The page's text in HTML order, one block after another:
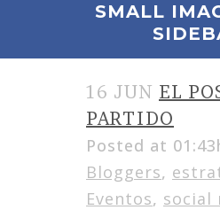
SMALL
16 JUN EL
PARTIDO
Posted at
Bloggers,
Eventos, social